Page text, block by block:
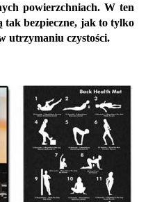
powierzchniach. W ten
tak bezpieczne, jak to tylko
utrzymaniu czystości.